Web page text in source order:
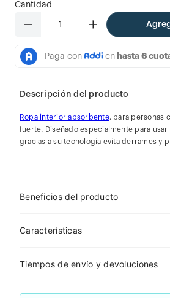
Cantidad
＋
－
Descripción del producto
Ropa interior absorbente, para personas
fuerte. Diseñado especialmente para
gracias a su tecnología evita derrames y
Beneficios del producto
Características
Tiempos de envío y devoluciones